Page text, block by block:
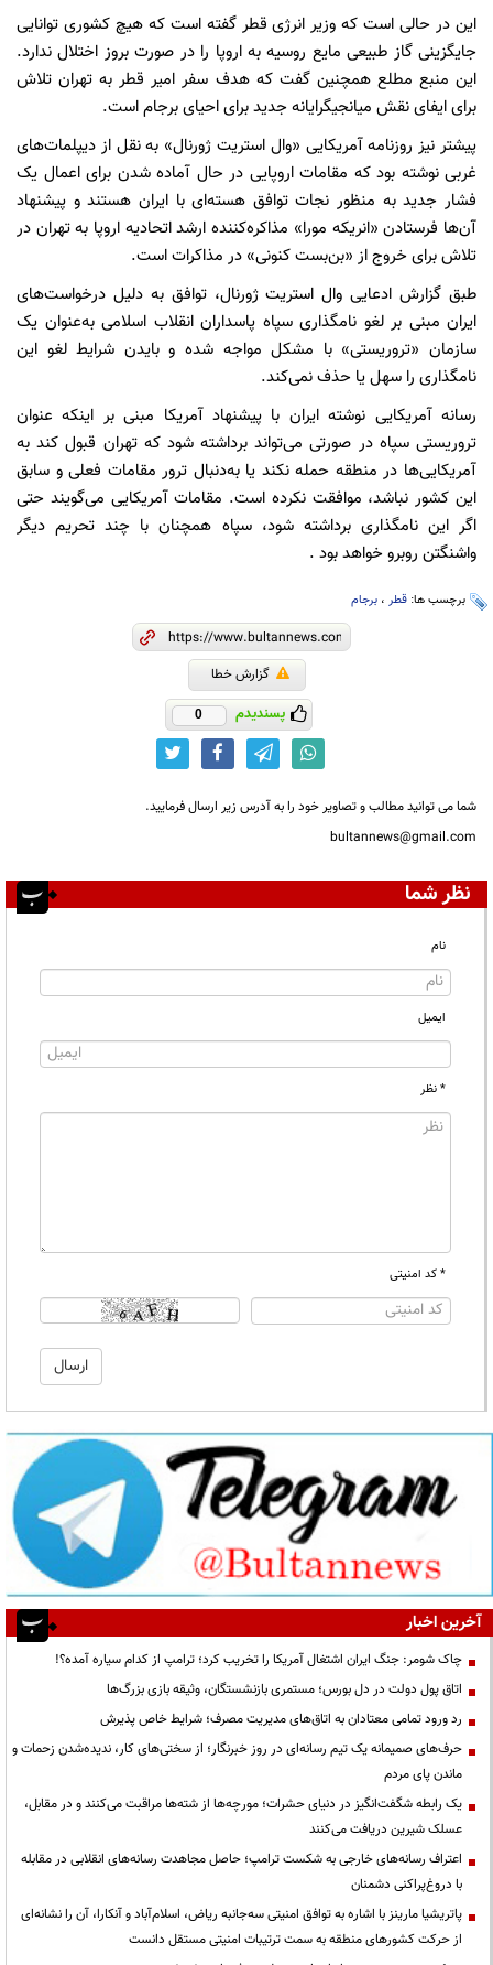
این در حالی است که وزیر انرژی قطر گفته است که هیچ کشوری توانایی
جایگزینی گاز طبیعی مایع روسیه به اروپا را در صورت بروز اختلال ندارد.
این منبع مطلع همچنین گفت که هدف سفر امیر قطر به تهران تلاش
برای ایفای نقش میانجیگرایانه جدید برای احیای برجام است.
پیشتر نیز روزنامه آمریکایی «وال استریت ژورنال» به نقل از دیپلمات‌های
غربی نوشته بود که مقامات اروپایی در حال آماده‌ شدن برای اعمال یک
فشار جدید به منظور نجات توافق هسته‌ای با ایران هستند و پیشنهاد
آن‌ها فرستادن «انریکه مورا» مذاکره‌کننده ارشد اتحادیه اروپا به تهران در
تلاش برای خروج از «بن‌بست کنونی» در مذاکرات است.
طبق گزارش ادعایی وال استریت ژورنال، توافق به ‌دلیل درخواست‌های
ایران مبنی بر لغو نامگذاری سپاه پاسداران انقلاب اسلامی به‌عنوان یک
سازمان «تروریستی» با مشکل مواجه شده و بایدن شرایط لغو این
نامگذاری را سهل یا حذف نمی‌کند.
رسانه آمریکایی نوشته ایران با پیشنهاد آمریکا مبنی بر اینکه عنوان
تروریستی سپاه در صورتی می‌تواند برداشته شود که تهران قبول کند به
آمریکایی‌ها در منطقه حمله نکند یا به‌دنبال ترور مقامات فعلی و سابق
این کشور نباشد، موافقت نکرده است. مقامات آمریکایی می‌گویند حتی
اگر این نامگذاری برداشته شود، سپاه همچنان با چند تحریم دیگر
واشنگتن روبرو خواهد بود .
برچسب ها: قطر ، برجام
گزارش خطا
پسندیدم 0
شما می توانید مطالب و تصاویر خود را به آدرس زیر ارسال فرمایید.
bultannews@gmail.com
نظر شما
نام
ایمیل
* نظر
* کد امنیتی
آخرین اخبار
چاک شومر: جنگ ایران اشتغال آمریکا را تخریب کرد؛ ترامپ از کدام سیاره آمده؟!
اتاق پول دولت در دل بورس؛ مستمری بازنشستگان، وثیقه بازی بزرگ‌ها
رد ورود تمامی معتادان به اتاق‌های مدیریت مصرف؛ شرایط خاص پذیرش
حرف‌های صمیمانه یک تیم رسانه‌ای در روز خبرنگار؛ از سختی‌های کار، ندیده‌شدن زحمات و
ماندن پای مردم
یک رابطه شگفت‌انگیز در دنیای حشرات؛ مورچه‌ها از شته‌ها مراقبت می‌کنند و در مقابل،
عسلک شیرین دریافت می‌کنند
اعتراف رسانه‌های خارجی به شکست ترامپ؛ حاصل مجاهدت رسانه‌های انقلابی در مقابله
با دروغ‌پراکنی دشمنان
پاتریشیا مارینز با اشاره به توافق امنیتی سه‌جانبه ریاض، اسلام‌آباد و آنکارا، آن را نشانه‌ای
از حرکت کشورهای منطقه به سمت ترتیبات امنیتی مستقل دانست